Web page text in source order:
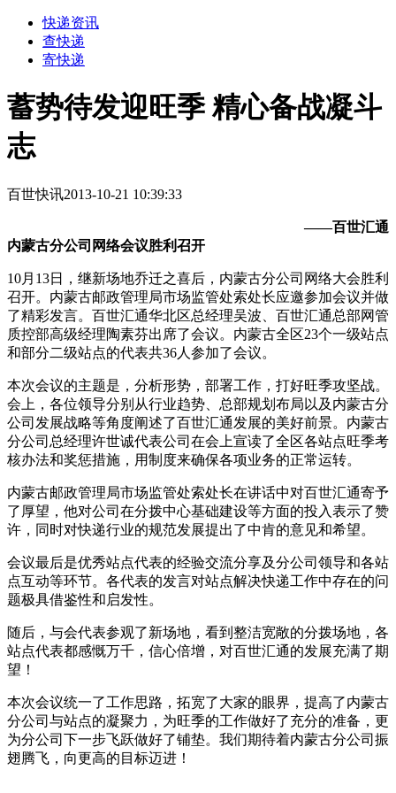
快递资讯
查快递
寄快递
蓄势待发迎旺季 精心备战凝斗
志
百世快讯2013-10-21 10:39:33
——百世汇通
内蒙古分公司网络会议胜利召开
10月13日，继新场地乔迁之喜后，内蒙古分公司网络大会胜利
召开。内蒙古邮政管理局市场监管处索处长应邀参加会议并做
了精彩发言。百世汇通华北区总经理吴波、百世汇通总部网管
质控部高级经理陶素芬出席了会议。内蒙古全区23个一级站点
和部分二级站点的代表共36人参加了会议。
本次会议的主题是，分析形势，部署工作，打好旺季攻坚战。
会上，各位领导分别从行业趋势、总部规划布局以及内蒙古分
公司发展战略等角度阐述了百世汇通发展的美好前景。内蒙古
分公司总经理许世诚代表公司在会上宣读了全区各站点旺季考
核办法和奖惩措施，用制度来确保各项业务的正常运转。
内蒙古邮政管理局市场监管处索处长在讲话中对百世汇通寄予
了厚望，他对公司在分拨中心基础建设等方面的投入表示了赞
许，同时对快递行业的规范发展提出了中肯的意见和希望。
会议最后是优秀站点代表的经验交流分享及分公司领导和各站
点互动等环节。各代表的发言对站点解决快递工作中存在的问
题极具借鉴性和启发性。
随后，与会代表参观了新场地，看到整洁宽敞的分拨场地，各
站点代表都感慨万千，信心倍增，对百世汇通的发展充满了期
望！
本次会议统一了工作思路，拓宽了大家的眼界，提高了内蒙古
分公司与站点的凝聚力，为旺季的工作做好了充分的准备，更
为分公司下一步飞跃做好了铺垫。我们期待着内蒙古分公司振
翅腾飞，向更高的目标迈进！